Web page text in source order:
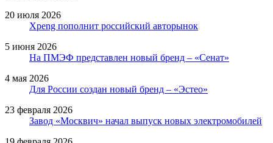
20 июля 2026
Xpeng пополнит российский авторынок
5 июня 2026
На ПМЭФ представлен новый бренд – «Сенат»
4 мая 2026
Для России создан новый бренд – «Эстео»
23 февраля 2026
Завод «Москвич» начал выпуск новых электромобилей